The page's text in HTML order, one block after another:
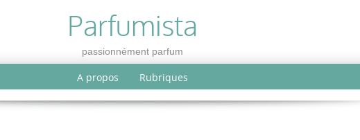
Parfumista
passionnément parfum
A propos Rubriques